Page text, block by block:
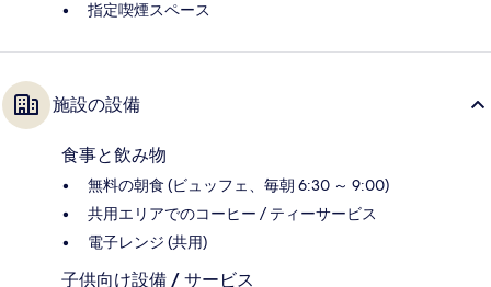
指定喫煙スペース
施設の設備
食事と飲み物
無料の朝食 (ビュッフェ、毎朝 6:30 ～ 9:00)
共用エリアでのコーヒー / ティーサービス
電子レンジ (共用)
子供向け設備 / サービス